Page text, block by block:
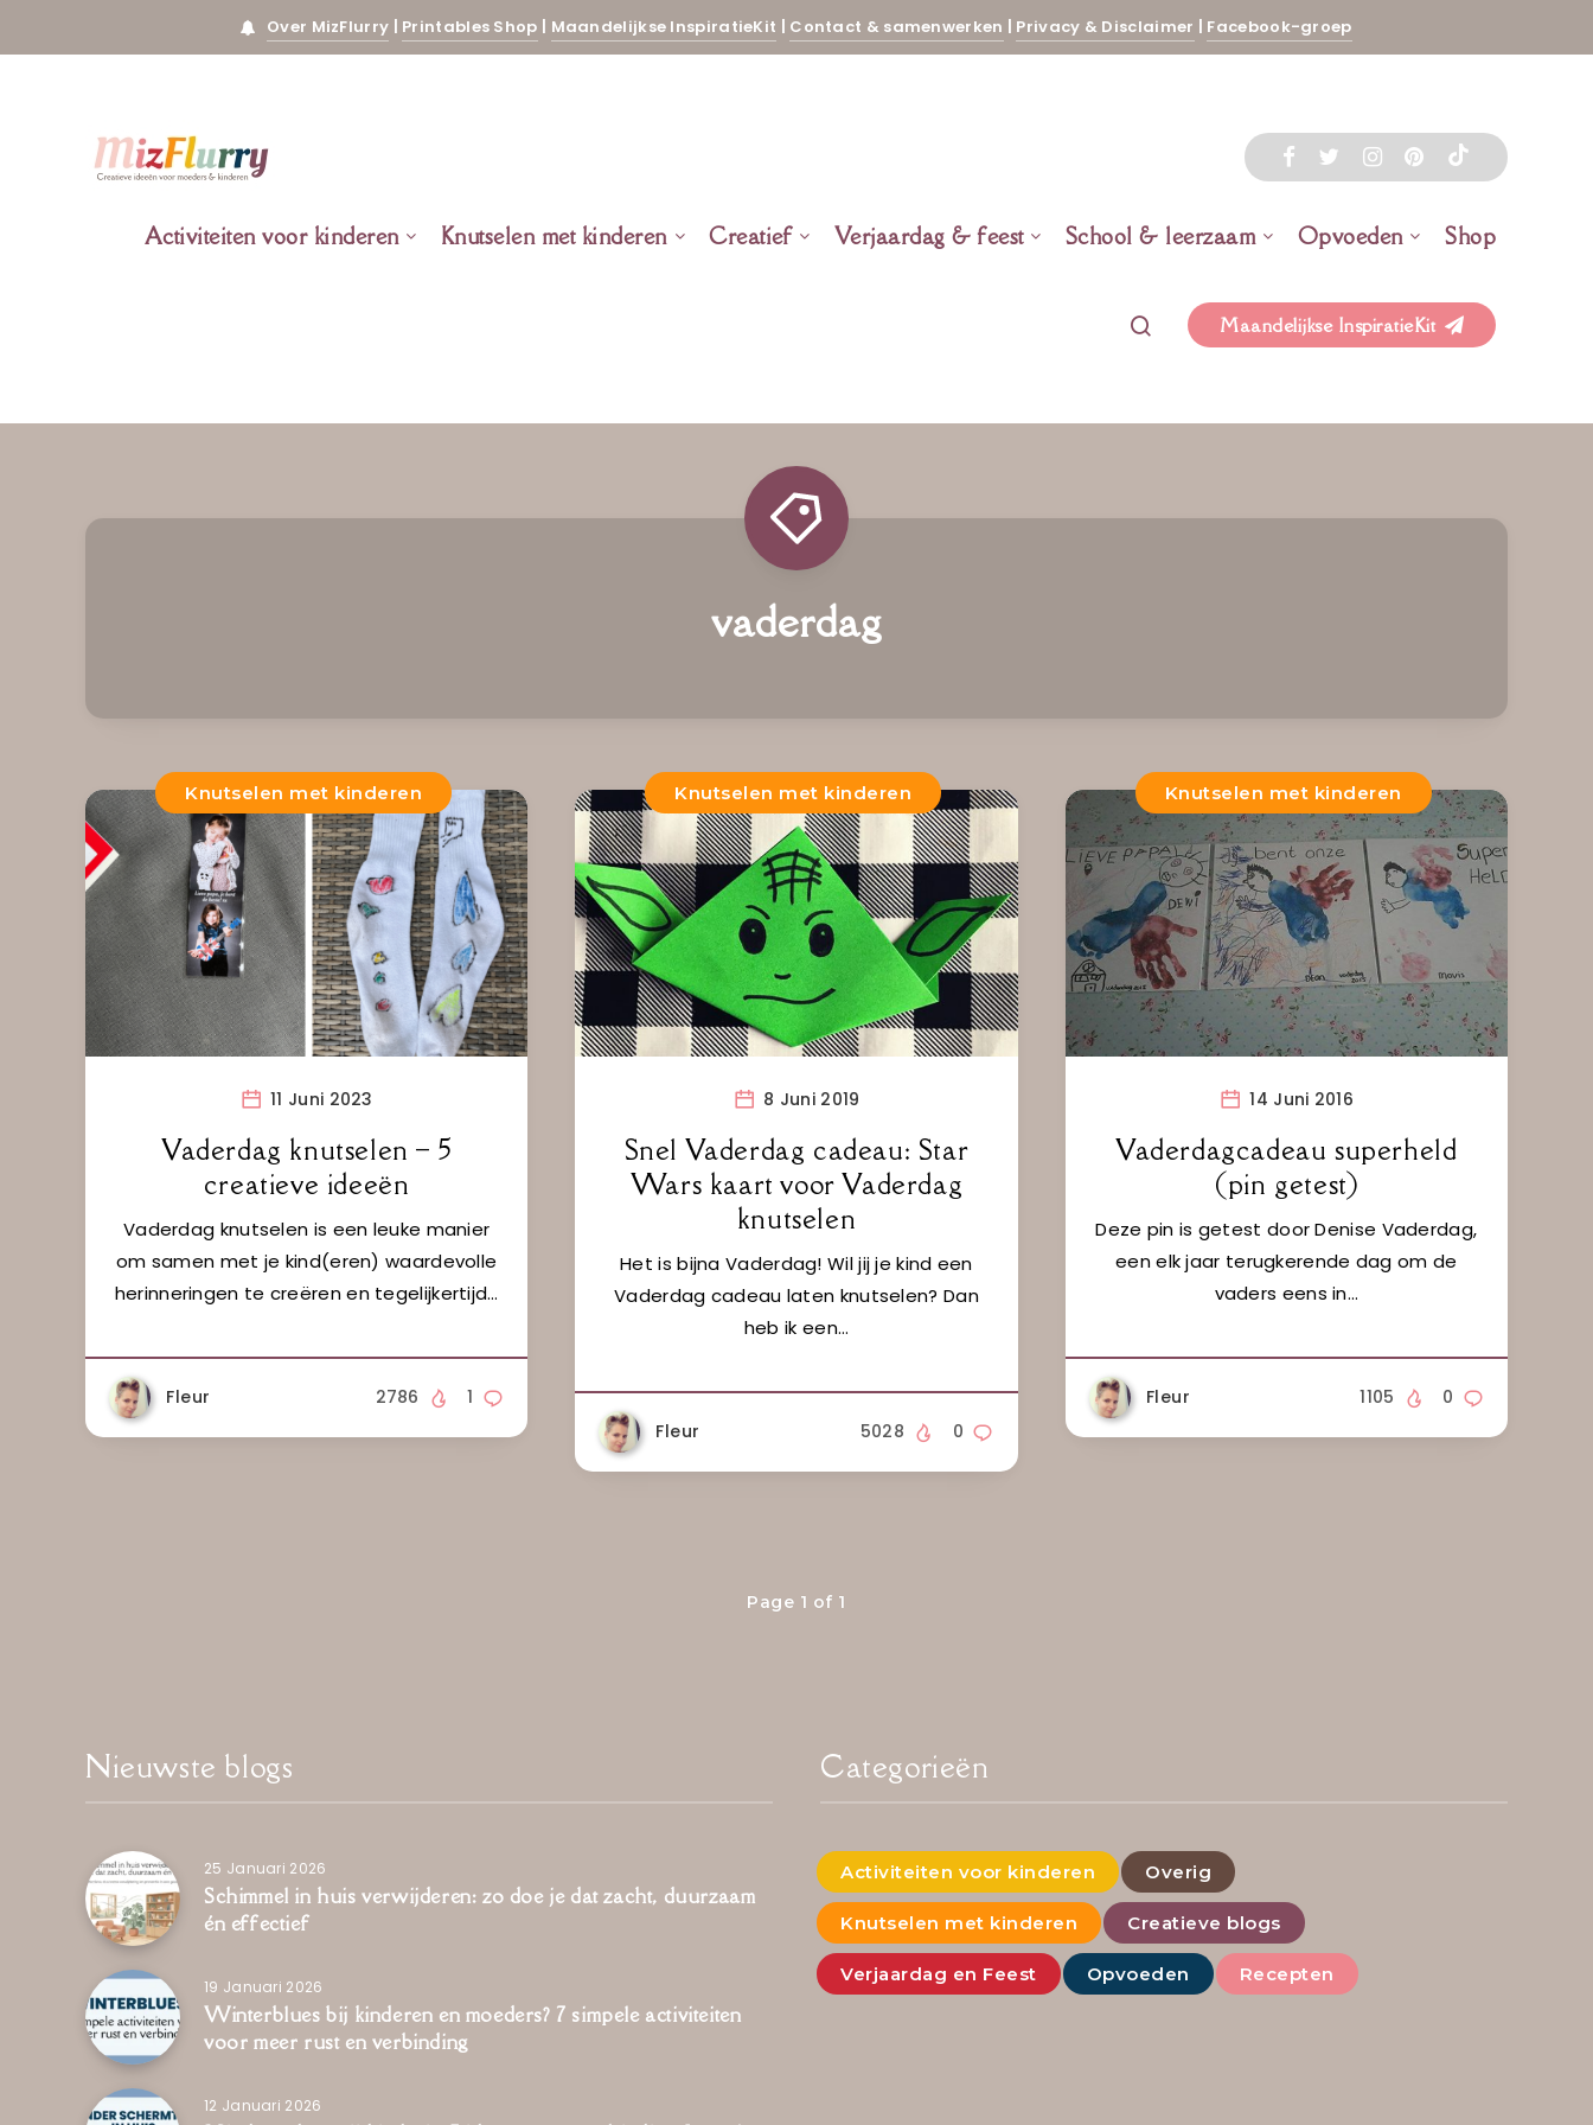
Over MizFlurry | Printables Shop | Maandelijkse InspiratieKit | Contact & samenwerken | Privacy & Disclaimer | Facebook-groep
Activiteiten voor kinderen Knutselen met kinderen Creatief Verjaardag & feest School & leerzaam Opvoeden Shop
Maandelijkse InspiratieKit
vaderdag
Knutselen met kinderen
11 Juni 2023
Vaderdag knutselen – 5
creatieve ideeën
Vaderdag knutselen is een leuke manier
om samen met je kind(eren) waardevolle
herinneringen te creëren en tegelijkertijd…
Fleur 1
2786
Knutselen met kinderen
8 Juni 2019
Snel Vaderdag cadeau: Star
Wars kaart voor Vaderdag
knutselen
Het is bijna Vaderdag! Wil jij je kind een
Vaderdag cadeau laten knutselen? Dan
heb ik een…
Fleur 0
5028
Knutselen met kinderen
14 Juni 2016
Vaderdagcadeau superheld
(pin getest)
Deze pin is getest door Denise Vaderdag,
een elk jaar terugkerende dag om de
vaders eens in…
Fleur 0
1105
Page 1 of 1
Nieuwste blogs
25 Januari 2026
Schimmel in huis verwijderen: zo doe je dat zacht, duurzaam
én effectief
19 Januari 2026
Winterblues bij kinderen en moeders? 7 simpele activiteiten
voor meer rust en verbinding
12 Januari 2026
Categorieën
Activiteiten voor kinderen Overig
Knutselen met kinderen Creatieve blogs
Verjaardag en Feest Opvoeden Recepten